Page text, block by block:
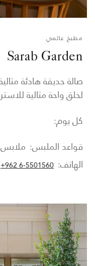
مطبخ عالمي
Sarab Garden
صالة حديقة هادئة
لخلق واحة مثالية
كل يوم:
قواعد الملبس: ملابس
الهاتف: +962 6-5501560